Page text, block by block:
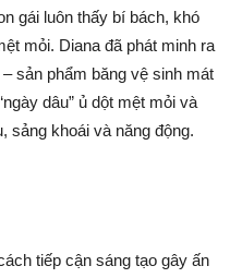
gái luôn thấy bí bách, khó
mỏi. Diana đã phát minh ra
sản phẩm băng vệ sinh mát
dâu” ủ dột mệt mỏi và
sảng khoái và năng động.
tiếp cận sáng tạo gây ấn